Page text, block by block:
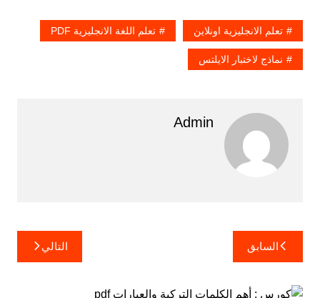
تعلم الانجليزية اونلاين تعلم اللغة الانجليزية PDF
نماذج لاختبار الايلتس
Admin
تصفّح
المقالات
السابق التالي